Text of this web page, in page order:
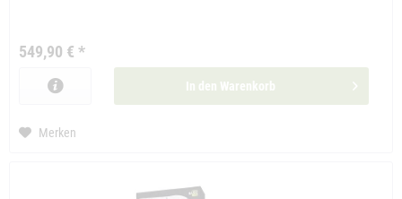
549,90 € *
In den Warenkorb
Merken